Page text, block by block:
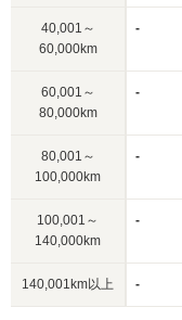
40,001～
60,000km
-
60,001～
80,000km
-
80,001～
100,000km
-
100,001～
140,000km
-
140,001km以上 -